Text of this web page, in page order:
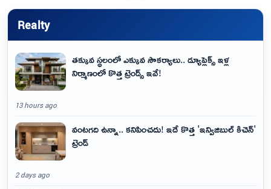
Realty
తక్కువ స్థలంలో ఎక్కువ సౌకర్యాలు.. డ్యూప్లెక్స్ ఇళ్ల
నిర్మాణంలో కొత్త ట్రెండ్స్ ఇవే!
13 hours ago
వంటగది ఉన్నా.. కనిపించదు! ఇదే కొత్త 'ఇన్విజిబుల్ కిచెన్'
ట్రెండ్
2 days ago